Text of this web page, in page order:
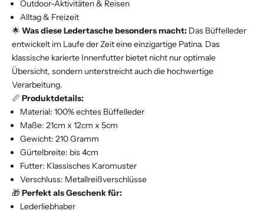
Outdoor-Aktivitäten & Reisen
Alltag & Freizeit
🌟 Was diese Ledertasche besonders macht: Das Büffelleder
entwickelt im Laufe der Zeit eine einzigartige Patina. Das
klassische karierte Innenfutter bietet nicht nur optimale
Übersicht, sondern unterstreicht auch die hochwertige
Verarbeitung.
📏 Produktdetails:
Material: 100% echtes Büffelleder
Maße: 21cm x 12cm x 5cm
Gewicht: 210 Gramm
Gürtelbreite: bis 4cm
Futter: Klassisches Karomuster
Verschluss: Metallreißverschlüsse
🎁Perfekt als Geschenk für:
Lederliebhaber